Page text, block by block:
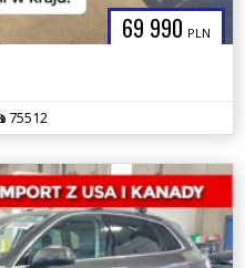
69 990 PLN
75512